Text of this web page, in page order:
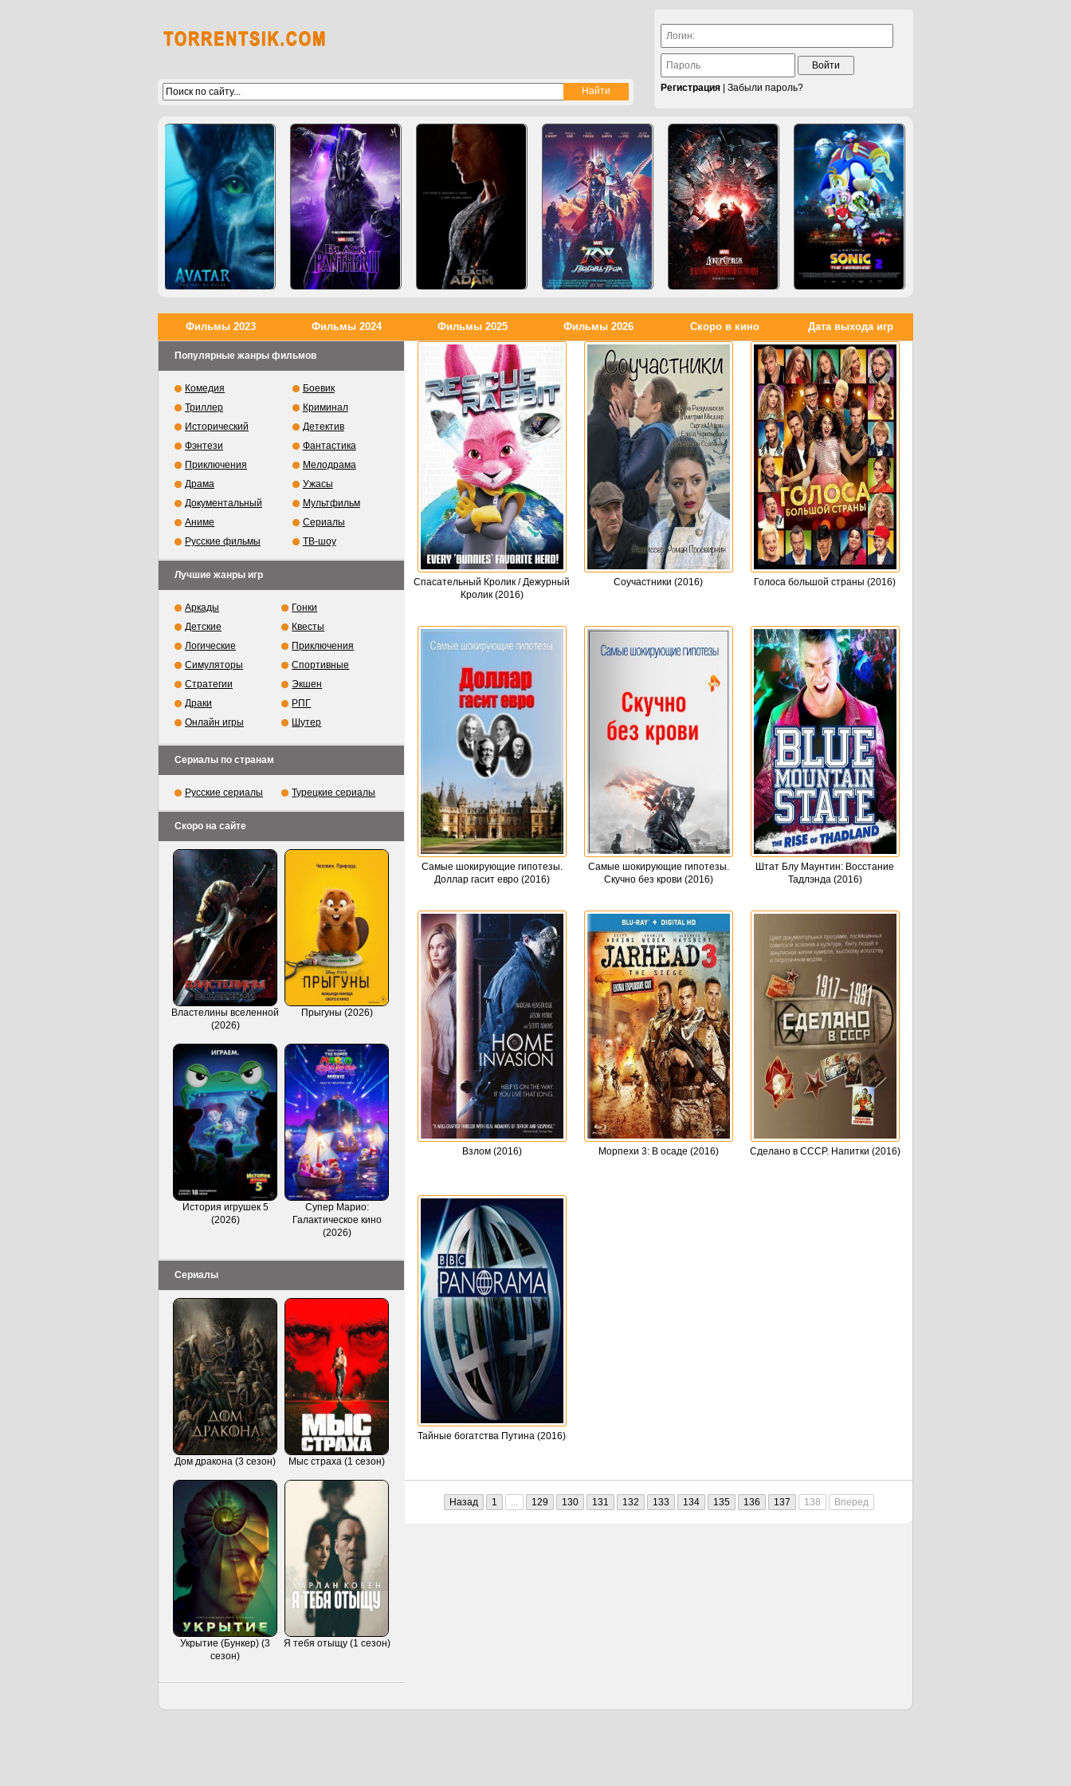
Войти
Регистрация
Забыли пароль?
Спасательный Кролик / Дежурный
Кролик (2016)
Соучастники (2016) Голоса большой страны (2016)
Самые шокирующие гипотезы.
Доллар гасит евро (2016)
Самые шокирующие гипотезы.
Скучно без крови (2016)
Штат Блу Маунтин: Восстание
Тадлэнда (2016)
Взлом (2016) Морпехи 3: В осаде (2016) Сделано в СССР. Напитки (2016)
Тайные богатства Путина (2016)
Назад 1 ... 129 130 131 132 133 134 135 136 137 138 Вперед
Фильмы 2023 Фильмы 2024 Фильмы 2025 Фильмы 2026 Скоро в кино Дата выхода игр
Популярные жанры фильмов
Комедия
Боевик
Триллер
Криминал
Исторический
Детектив
Фэнтези
Фантастика
Приключения
Мелодрама
Драма
Ужасы
Документальный
Мультфильм
Аниме
Сериалы
Русские фильмы
ТВ-шоу
Лучшие жанры игр
Аркады
Гонки
Детские
Квесты
Логические
Приключения
Симуляторы
Спортивные
Стратегии
Экшен
Драки
РПГ
Онлайн игры
Шутер
Сериалы по странам
Русские сериалы Турецкие сериалы
Скоро на сайте
Властелины вселенной
(2026)
Прыгуны (2026)
История игрушек 5
(2026)
Супер Марио:
Галактическое кино
(2026)
Сериалы
Дом дракона (3 сезон) Мыс страха (1 сезон)
Укрытие (Бункер) (3
сезон)
Я тебя отыщу (1 сезон)